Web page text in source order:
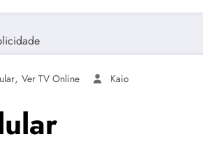
, Ver TV Online Kaio